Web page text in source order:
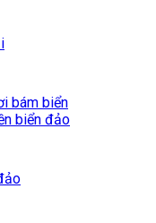
bám biển
biển đảo